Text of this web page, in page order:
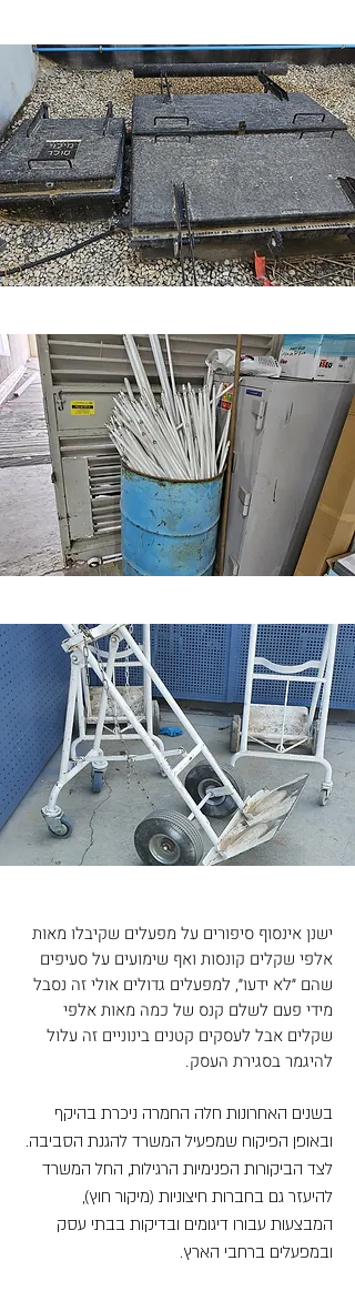
ישנן אינסוף סיפורים על מפעלים שקיבלו מאות
אלפי שקלים קונסות ואף שימועים על סעיפים
שהם ״לא ידעו״, למפעלים גדולים אולי זה נסבל
מידי פעם לשלם קנס של כמה מאות אלפי
שקלים אבל לעסקים קטנים בינוניים זה עלול
להיגמר בסגירת העסק.
בשנים האחרונות חלה החמרה ניכרת בהיקף
ובאופן הפיקוח שמפעיל המשרד להגנת הסביבה.
לצד הביקורות הפנימיות הרגילות, החל המשרד
להיעזר גם בחברות חיצוניות (מיקור חוץ),
המבצעות עבורו דיגומים ובדיקות בבתי עסק
ובמפעלים ברחבי הארץ.